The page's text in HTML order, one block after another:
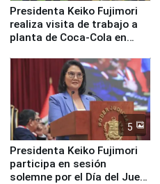
Presidenta Keiko Fujimori
realiza visita de trabajo a
planta de Coca-Cola en
5
Presidenta Keiko Fujimori
participa en sesión
solemne por el Día del Juez